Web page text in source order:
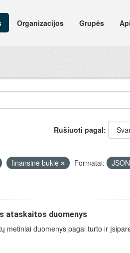
Organizacijos Grupės
Rūšiuoti pagal
finansinė būklė Formatai: JSON
ataskaitos duomenys
metiniai duomenys pagal turto ir